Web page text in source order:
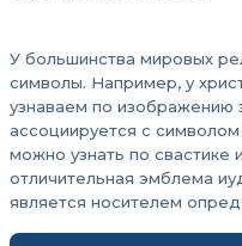
У большинства мировых
символы. Например, у
узнаваем по изображению
ассоциируется с
можно узнать по свастике
отличительная эмблема
является носителем